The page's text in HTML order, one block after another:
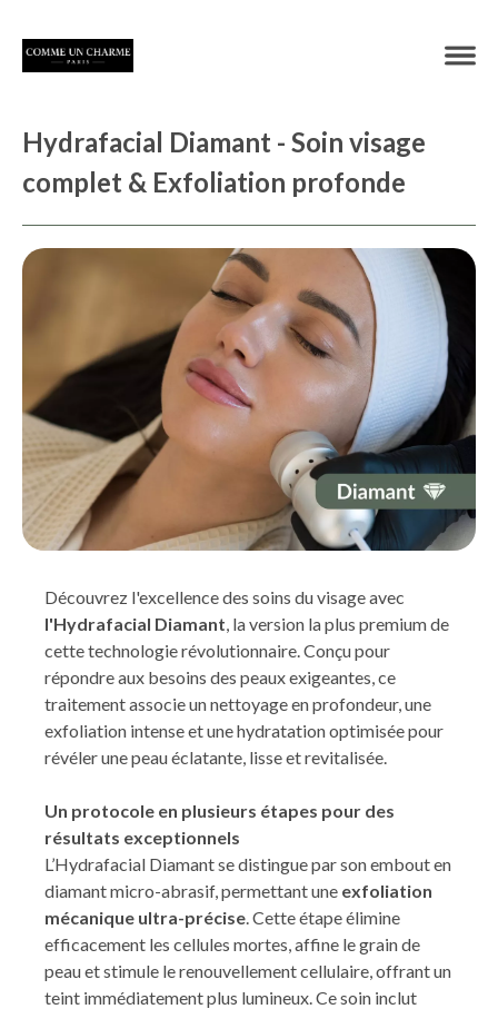
Hydrafacial Diamant - Soin visage
complet & Exfoliation profonde
Découvrez l'excellence des soins du visage avec
l'Hydrafacial Diamant, la version la plus premium de
cette technologie révolutionnaire. Conçu pour
répondre aux besoins des peaux exigeantes, ce
traitement associe un nettoyage en profondeur, une
exfoliation intense et une hydratation optimisée pour
révéler une peau éclatante, lisse et revitalisée.
Un protocole en plusieurs étapes pour des
résultats exceptionnels
L’Hydrafacial Diamant se distingue par son embout en
diamant micro-abrasif, permettant une exfoliation
mécanique ultra-précise. Cette étape élimine
efficacement les cellules mortes, affine le grain de
peau et stimule le renouvellement cellulaire, offrant un
teint immédiatement plus lumineux. Ce soin inclut